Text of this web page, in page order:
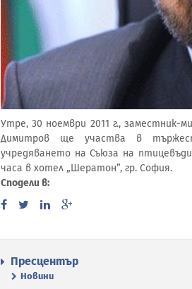
Утре, 30 ноември 2011 г.,
Димитров ще участва в
учредяването на Съюза на
часа в хотел „Шератон”, гр. София.
Сподели в:
Пресцентър
Новини